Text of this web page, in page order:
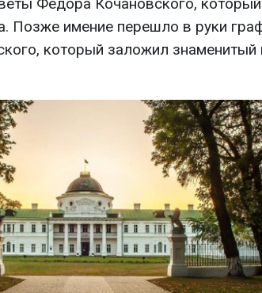
Позже имение перешло в руки
который заложил знаменитый